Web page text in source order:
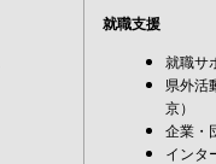
就職支援
就職サ
県外活
京）
企業・
インタ